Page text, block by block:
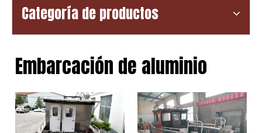
Categoría de productos
Embarcación de aluminio